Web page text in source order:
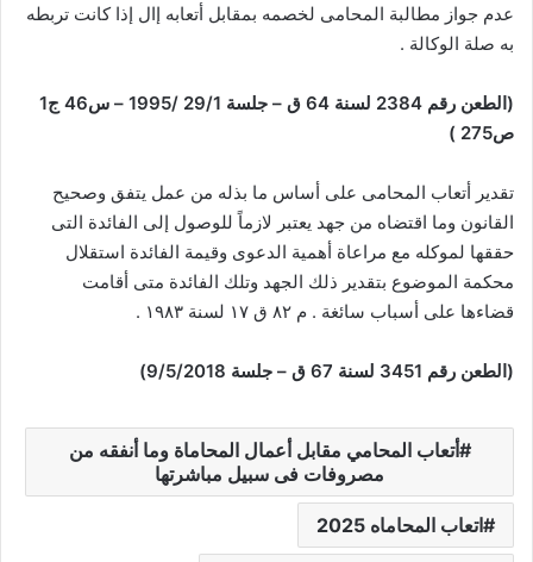
عدم جواز مطالبة المحامى لخصمه بمقابل أتعابه إال إذا كانت تربطه
به صلة الوكالة .
(الطعن رقم 2384 لسنة 64 ق – جلسة 29/1 /1995 – س46 ج1
ص275 )
تقدير أتعاب المحامى على أساس ما بذله من عمل يتفق وصحيح
القانون وما اقتضاه من جهد يعتبر لازماً للوصول إلى الفائدة التى
حققها لموكله مع مراعاة أهمية الدعوى وقيمة الفائدة استقلال
محكمة الموضوع بتقدير ذلك الجهد وتلك الفائدة متى أقامت
قضاءها على أسباب سائغة . م ٨٢ ق ١٧ لسنة ١٩٨٣ .
(الطعن رقم 3451 لسنة 67 ق – جلسة 9/5/2018)
أتعاب المحامي مقابل أعمال المحاماة وما أنفقه من
مصروفات فى سبيل مباشرتها
اتعاب المحاماه 2025